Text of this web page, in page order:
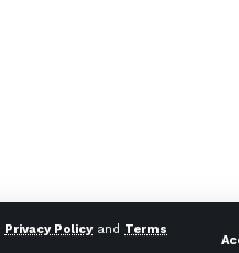
Privacy Policyand Terms